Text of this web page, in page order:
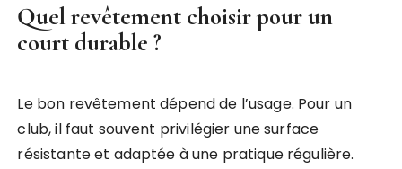
Quel revêtement choisir pour un
court durable ?
Le bon revêtement dépend de l’usage. Pour un
club, il faut souvent privilégier une surface
résistante et adaptée à une pratique régulière.